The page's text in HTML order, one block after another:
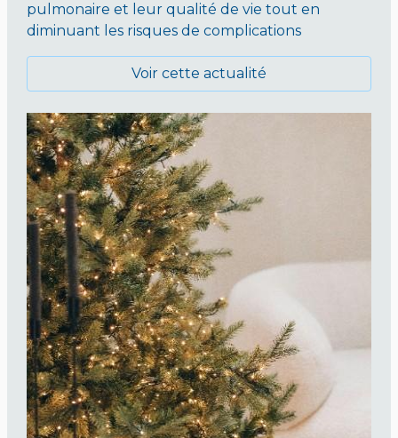
pulmonaire et leur qualité de vie tout en
diminuant les risques de complications
Voir cette actualité